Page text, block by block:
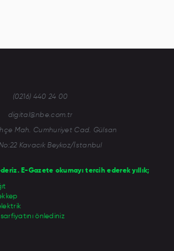
E-Gazete okumayı tercih ederek yıllık;
önlediniz
(0216) 440 24 00
digital@nbe.com.tr
Mah. Cumhuriyet Cad. Gülsan
Kavacık Beykoz/İstanbul